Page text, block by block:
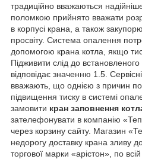
традиційно вважаються
поломкою прийнято вважати
в корпусі крана, а також
просвіту. Система опалення
допомогою крана котла, якщо
Підживити слід до
відповідає значенню 1.5.
вважають, що однією з причин
підвищення тиску в системі
замовити кран заповнення
зателефонувати в компанію
через корзину сайту. Магазин
недорогу доставку крана зливу
торгової марки «арістон», по